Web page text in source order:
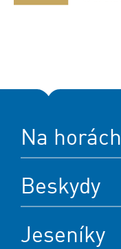
Na horách
Beskydy
Jeseníky